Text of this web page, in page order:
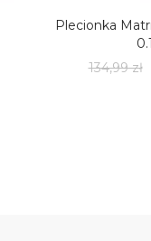
Plecionka
134,99 zł